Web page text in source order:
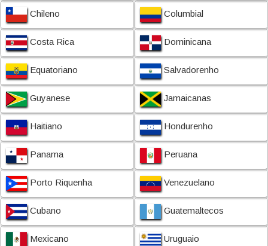
Chileno Columbial
Costa Rica Dominicana
Equatoriano Salvadorenho
Guyanese Jamaicanas
Haitiano Hondurenho
Panama Peruana
Porto Riquenha Venezuelano
Cubano Guatemaltecos
Mexicano Uruguaio